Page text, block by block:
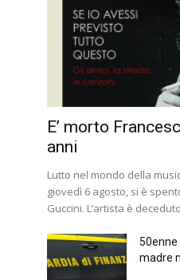
E’ morto
anni
Lutto nel mondo della
giovedì 6 agosto, si è
Guccini. L’artista è
50enne
madre